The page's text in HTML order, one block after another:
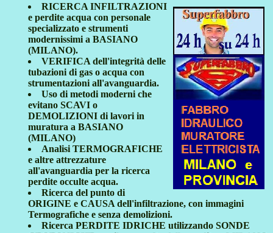
RICERCA INFILTRAZIONI
e perdite acqua con personale
specializzato e strumenti
modernissimi a BASIANO
(MILANO).
VERIFICA dell'integrità delle
tubazioni di gas o acqua con
strumentazioni all'avanguardia.
Uso di metodi moderni che
evitano SCAVI o
DEMOLIZIONI di lavori in
muratura a BASIANO
(MILANO)
Analisi TERMOGRAFICHE
e altre attrezzature
all'avanguardia per la ricerca
perdite occulte acqua.
Ricerca del punto di
ORIGINE e CAUSA dell'infiltrazione, con immagini
Termografiche e senza demolizioni.
Ricerca PERDITE IDRICHE utilizzando SONDE